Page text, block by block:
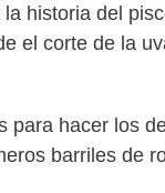
historia del
el corte de la
hacer los
barriles de